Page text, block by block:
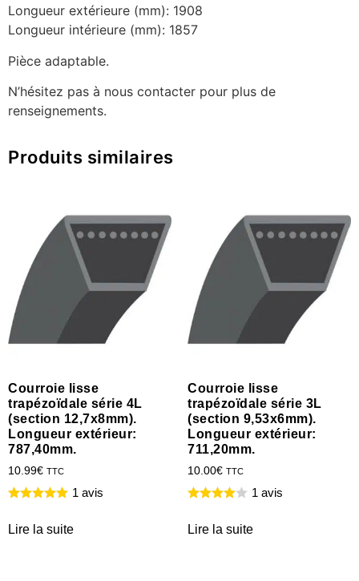
Longueur extérieure (mm): 1908
Longueur intérieure (mm): 1857
Pièce adaptable.
N’hésitez pas à nous contacter pour plus de
renseignements.
Produits similaires
Courroie lisse
trapézoïdale série 4L
(section 12,7x8mm).
Longueur extérieur:
787,40mm.
10.99€ TTC
1 avis
Lire la suite
Courroie lisse
trapézoïdale série 3L
(section 9,53x6mm).
Longueur extérieur:
711,20mm.
10.00€ TTC
1 avis
Lire la suite